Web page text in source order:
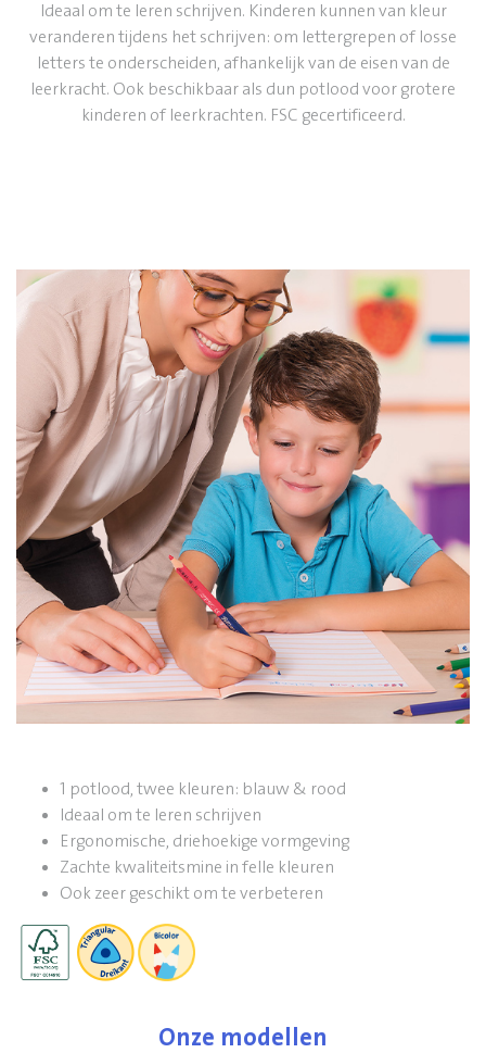
Ideaal om te leren schrijven. Kinderen kunnen van kleur
veranderen tijdens het schrijven: om lettergrepen of losse
letters te onderscheiden, afhankelijk van de eisen van de
leerkracht. Ook beschikbaar als dun potlood voor grotere
kinderen of leerkrachten. FSC gecertificeerd.
1 potlood, twee kleuren: blauw & rood
Ideaal om te leren schrijven
Ergonomische, driehoekige vormgeving
Zachte kwaliteitsmine in felle kleuren
Ook zeer geschikt om te verbeteren
Onze modellen